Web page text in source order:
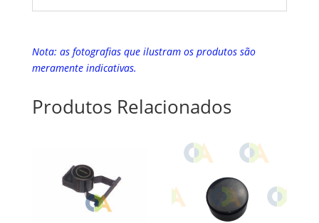
Nota: as fotografias que ilustram os produtos são
meramente indicativas.
Produtos Relacionados